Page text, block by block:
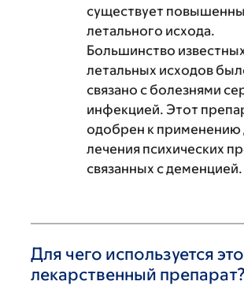
существует
летального исхода.
Большинство
летальных исходов
связано с болезнями
инфекцией. Этот
одобрен к применению
лечения психических
связанных с деменцией.
Для чего используется
лекарственный препарат?